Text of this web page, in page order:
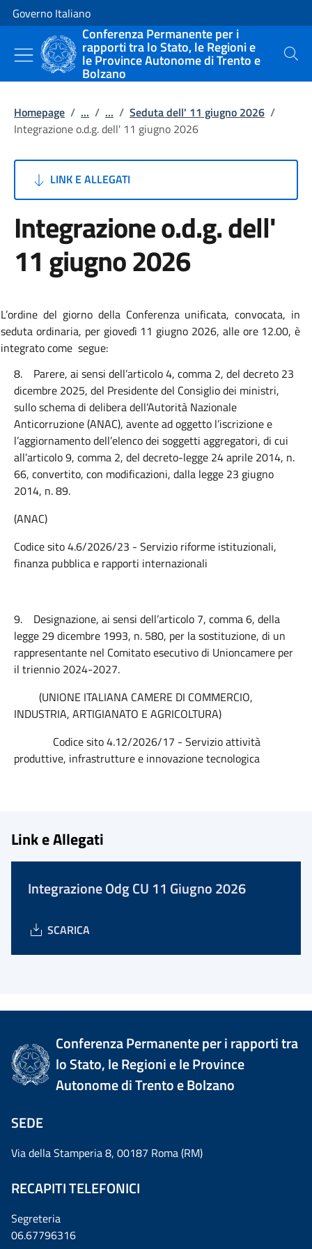
Vai al contenuto
Vai alla navigazione del sito
Governo Italiano
Conferenza Permanente per i
rapporti tra lo Stato, le Regioni e
le Province Autonome di Trento e
Bolzano
Cerca
Homepage / ... / ... / Seduta dell' 11 giugno 2026 /
Integrazione o.d.g. dell' 11 giugno 2026
LINK E ALLEGATI
Integrazione o.d.g. dell'
11 giugno 2026
L’ordine del giorno della Conferenza unificata, convocata, in
seduta ordinaria, per giovedì 11 giugno 2026, alle ore 12.00, è
integrato come segue:
8. Parere, ai sensi dell’articolo 4, comma 2, del decreto 23
dicembre 2025, del Presidente del Consiglio dei ministri,
sullo schema di delibera dell’Autorità Nazionale
Anticorruzione (ANAC), avente ad oggetto l’iscrizione e
l’aggiornamento dell’elenco dei soggetti aggregatori, di cui
all’articolo 9, comma 2, del decreto-legge 24 aprile 2014, n.
66, convertito, con modificazioni, dalla legge 23 giugno
2014, n. 89.
(ANAC)
Codice sito 4.6/2026/23 - Servizio riforme istituzionali,
finanza pubblica e rapporti internazionali
9. Designazione, ai sensi dell’articolo 7, comma 6, della
legge 29 dicembre 1993, n. 580, per la sostituzione, di un
rappresentante nel Comitato esecutivo di Unioncamere per
il triennio 2024-2027.
(UNIONE ITALIANA CAMERE DI COMMERCIO,
INDUSTRIA, ARTIGIANATO E AGRICOLTURA)
Codice sito 4.12/2026/17 - Servizio attività
produttive, infrastrutture e innovazione tecnologica
Link e Allegati
Integrazione Odg CU 11 Giugno 2026
SCARICA
Conferenza Permanente per i rapporti tra
lo Stato, le Regioni e le Province
Autonome di Trento e Bolzano
SEDE
Via della Stamperia 8, 00187 Roma (RM)
RECAPITI TELEFONICI
Segreteria
06.67796316